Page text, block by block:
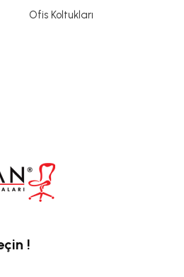
Ofis Koltukları
!